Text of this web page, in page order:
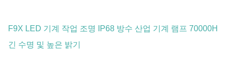
F9X LED 기계 작업 조명 IP68 방수 산업 기계 램프 70000H
긴 수명 및 높은 밝기